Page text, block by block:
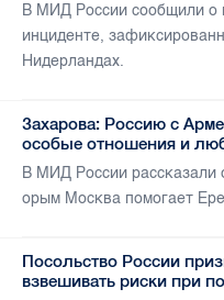
В МИД России сообщили о
инциденте,
Нидерландах.
Захарова: Россию с
особые отношения и
В МИД России рассказали
орым Москва помогает
Посольство России
взвешивать риски при